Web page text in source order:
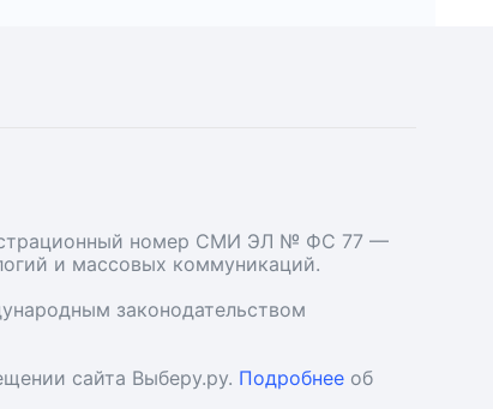
номер СМИ ЭЛ № ФС 77 —
и массовых коммуникаций.
законодательством
сайта Выберу.ру. Подробнее об